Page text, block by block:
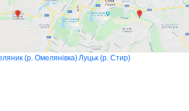
(р. Омелянівка)Луцьк (р. Стир)